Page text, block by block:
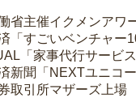
主催イクメンアワ
すごいベンチャー
「家事代行サービ
聞「NEXTユニコ
取引所マザーズ上場